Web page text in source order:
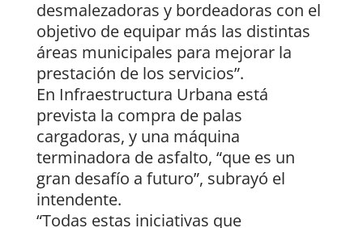
desmalezadoras y bordeadoras con el
objetivo de equipar más las distintas
áreas municipales para mejorar la
prestación de los servicios”.
En Infraestructura Urbana está
prevista la compra de palas
cargadoras, y una máquina
terminadora de asfalto, “que es un
gran desafío a futuro”, subrayó el
intendente.
“Todas estas iniciativas que